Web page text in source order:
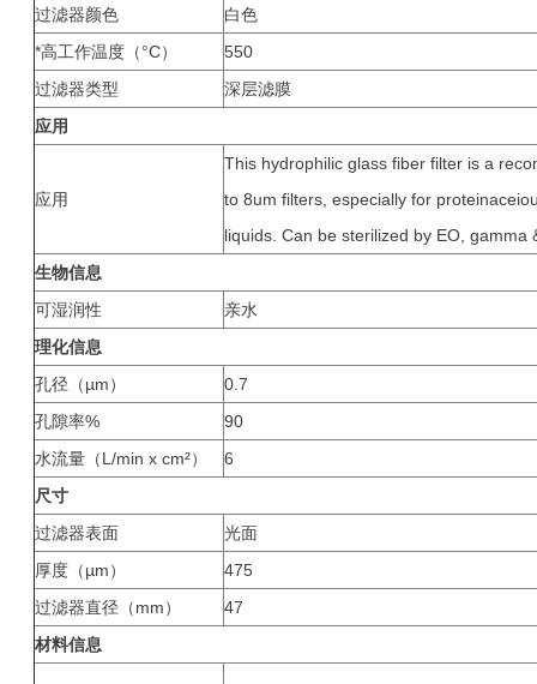
过滤器颜色
白色
*高工作温度（°C）
550
过滤器类型
深层滤膜
应用
应用
This hydrophilic glass fiber filter is a
to 8um filters, especially for
liquids. Can be sterilized by EO, gamma
生物信息
可湿润性
亲水
理化信息
孔径（µm）
0.7
孔隙率%
90
水流量（L/min x cm²）
6
尺寸
过滤器表面
光面
厚度（µm）
475
过滤器直径（mm）
47
材料信息